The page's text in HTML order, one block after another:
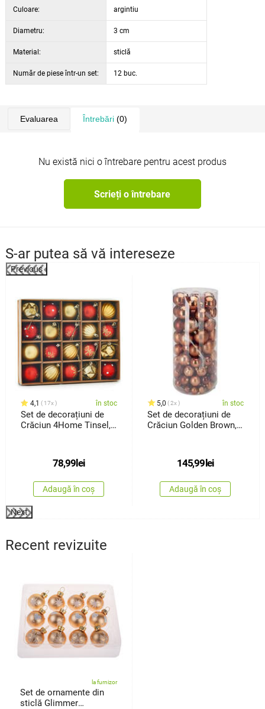
Culoare: argintiu
Diametru: 3 cm
Material: sticlă
Număr de piese într-un set: 12 buc.
Evaluarea Întrebări(0)
Nu există nici o întrebare pentru acest produs
Scrieți o întrebare
S-ar putea să vă intereseze
Previous
4,1 17x în stoc
Set de decorațiuni de
Crăciun 4Home Tinsel,
78,99 lei
Adaugă în coș
5,0 2x în stoc
Set de decorațiuni de
Crăciun Golden Brown,
145,99 lei
Adaugă în coș
Next
Recent revizuite
la furnizor
Set de ornamente din
sticlă Glimmer